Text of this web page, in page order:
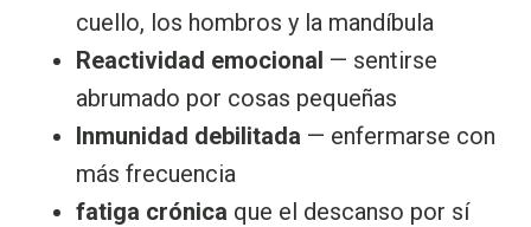
cuello, los hombros y la mandíbula
Reactividad emocional — sentirse
abrumado por cosas pequeñas
Inmunidad debilitada — enfermarse con
más frecuencia
fatiga crónica que el descanso por sí